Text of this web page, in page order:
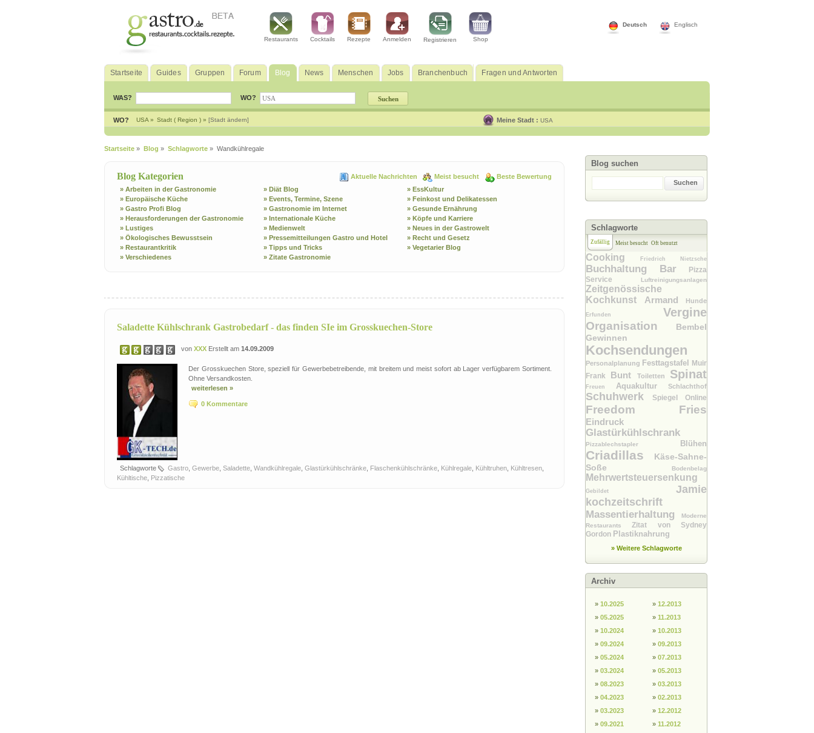
Englisch
Deutsch
Restaurants Cocktails Rezepte Anmelden Registrieren Shop
Startseite Guides Gruppen Forum Blog News Menschen Jobs Branchenbuch Fragen und Antworten
WAS? WO?
WO? USA » Stadt ( Region ) » [Stadt ändern] Meine Stadt : USA
Startseite » Blog » Schlagworte » Wandkühlregale
Aktuelle Nachrichten Meist besucht Beste Bewertung
Blog Kategorien
» Arbeiten in der Gastronomie » Diät Blog
» EssKultur
» Europäische Küche
» Events, Termine, Szene
» Feinkost und Delikatessen
» Gastro Profi Blog
» Gastronomie im Internet
» Gesunde Ernährung
» Herausforderungen der Gastronomie
» Internationale Küche
» Köpfe und Karriere
» Lustiges
» Medienwelt
» Neues in der Gastrowelt
» Ökologisches Bewusstsein
» Pressemitteilungen Gastro und Hotel
» Recht und Gesetz
» Restaurantkritik
» Tipps und Tricks
» Vegetarier Blog
» Verschiedenes
» Zitate Gastronomie
Saladette Kühlschrank Gastrobedarf - das finden SIe im Grosskuechen-Store
von XXX Erstellt am 14.09.2009
Der Grosskuechen Store, speziell für Gewerbebetreibende, mit breitem und meist sofort ab Lager verfügbarem Sortiment.
Ohne Versandkosten.
weiterlesen »
0 Kommentare
Schlagworte Gastro Gewerbe Saladette Wandkühlregale Glastürkühlschränke Flaschenkühlschränke Kühlregale Kühltruhen Kühltresen
Kühltische Pizzatische
Blog suchen
Suchen
Schlagworte
Zufällig Meist besucht Oft benutzt
Cooking Friedrich Nietzsche
Buchhaltung Bar
Pizza
Service
Luftreinigungsanlagen
Zeitgenössische
Kochkunst Armand Hunde
Erfunden Vergine
Organisation
Bembel
Gewinnen
Kochsendungen
Personalplanung Festtagstafel
Muir
Frank Bunt Toiletten Spinat
Freuen Aquakultur Schlachthof
Schuhwerk Spiegel Online
Freedom Fries
Eindruck
Glastürkühlschrank
Pizzablechstapler Blühen
Criadillas
Käse-Sahne-
Soße
Bodenbelag
Mehrwertsteuersenkung
Gebildet Jamie
kochzeitschrift
Massentierhaltung
Moderne
RestaurantsZitat von Sydney
Gordon Plastiknahrung
» Weitere Schlagworte
Archiv
» 10.2025
» 05.2025
» 10.2024
» 09.2024
» 05.2024
» 03.2024
» 08.2023
» 04.2023
» 03.2023
» 09.2021
» 12.2013
» 11.2013
» 10.2013
» 09.2013
» 07.2013
» 05.2013
» 03.2013
» 02.2013
» 12.2012
» 11.2012